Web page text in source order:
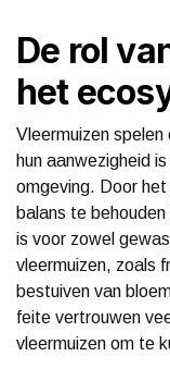
De rol
het
Vleermuizen
hun aanwezigheid
omgeving. Door
balans te
is voor zowel
vleermuizen, zoals
bestuiven van
feite vertrouwen
vleermuizen om te